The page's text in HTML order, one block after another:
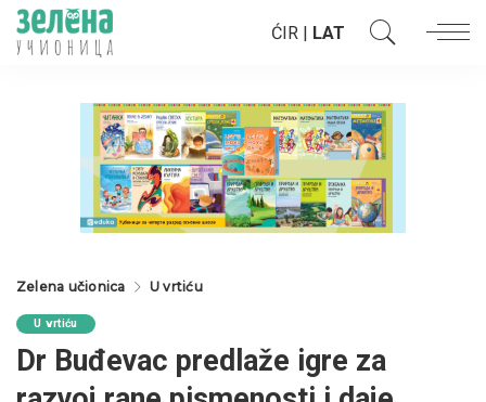
ĆIR | LAT
Zelena učionica U vrtiću
U vrtiću
Dr Buđevac predlaže igre za